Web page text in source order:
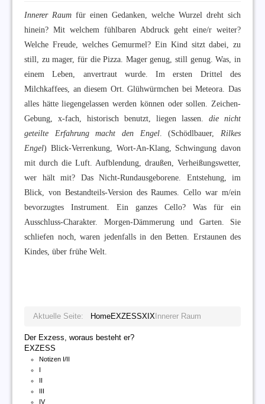
Innerer Raum für einen Gedanken, welche Wurzel dreht sich
hinein? Mit welchem fühlbaren Abdruck geht eine/r weiter?
Welche Freude, welches Gemurmel? Ein Kind sitzt dabei, zu
still, zu mager, für die Pizza. Mager genug, still genug. Was, in
einem Leben, anvertraut wurde. Im ersten Drittel des
Milchkaffees, an diesem Ort. Glühwürmchen bei Meteora. Das
alles hätte liegengelassen werden können oder sollen. Zeichen-
Gebung, x-fach, historisch benutzt, liegen lassen. die nicht
geteilte Erfahrung macht den Engel. (Schödlbauer, Rilkes
Engel) Blick-Verrenkung, Wort-An-Klang, Schwingung davon
mit durch die Luft. Aufblendung, draußen, Verheißungswetter,
wer hält mit? Das Nicht-Rundausgeborene. Entstehung, im
Blick, von Bestandteils-Version des Raumes. Cello war m/ein
bevorzugtes Instrument. Ein ganzes Cello? Was für ein
Ausschluss-Charakter. Morgen-Dämmerung und Garten. Sie
schliefen noch, waren jedenfalls in den Betten. Erstaunen des
Kindes, über frühe Welt.
Aktuelle Seite: HomeEXZESSXIX Innerer Raum
Der Exzess, woraus besteht er?
EXZESS
Notizen I/II
I
II
III
IV